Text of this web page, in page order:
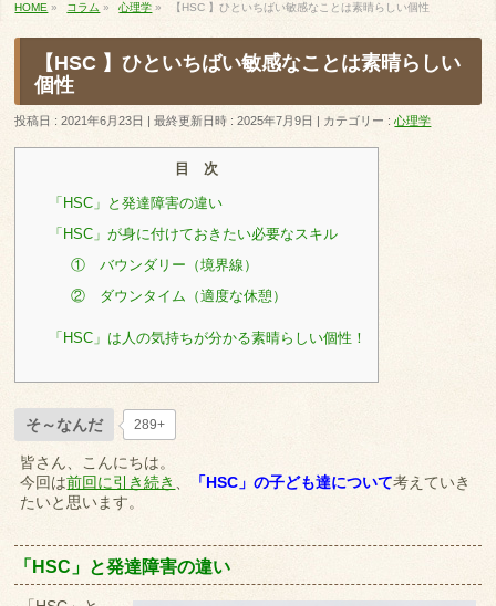
HOME » コラム » 心理学 » 【HSC 】ひといちばい敏感なことは素晴らしい個性
【HSC 】ひといちばい敏感なことは素晴らしい
個性
投稿日 : 2021年6月23日 最終更新日時 : 2025年7月9日 カテゴリー :心理学
目 次
「HSC」と発達障害の違い
「HSC」が身に付けておきたい必要なスキル
① バウンダリー（境界線）
② ダウンタイム（適度な休憩）
「HSC」は人の気持ちが分かる素晴らしい個性！
そ～なんだ 289+
皆さん、こんにちは。
今回は前回に引き続き 、 「HSC」の子ども達について考えていき
たいと思います。
「HSC」 と発達障害の違い